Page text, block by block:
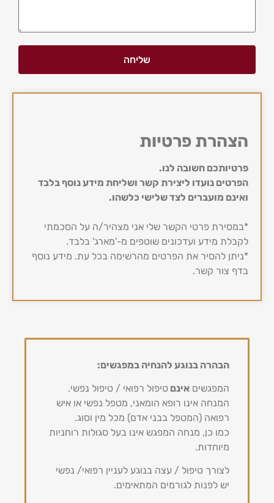
שליחה
הצהרת פרטיות
פרטיותכם חשובה לנו.
הפרטים נועדו ליצירת קשר ושליחת מידע נוסף בלבד
ואינם מועברים לצד שלישי כלשהו.
*במסירת פרטי הקשר שלי אני מצהיר/ה על הסכמתי
לקבלת מידע ועדכונים שוטפים מ-'מארג' בלבד.
*ניתן להסיר את הפרטים מהרשימה בכל עת. מידע נוסף
בדף צור קשר.
הבהרה בנוגע להנחיה במפגשים:
המפגשים אינם טיפול רפואי / טיפול נפשי.
המנחה אינו רופא הומאני, מטפל נפשי או איש
רפואה (המטפל בבני אדם) מכל מין וסוג.
כמו כן, מנחה המפגש אינו בעל סגולות רוחניות
מיוחדות.
לצורך טיפול / עצה בנוגע לעניין רפואי/ נפשי
יש לפנות לגורמים המתאימים.